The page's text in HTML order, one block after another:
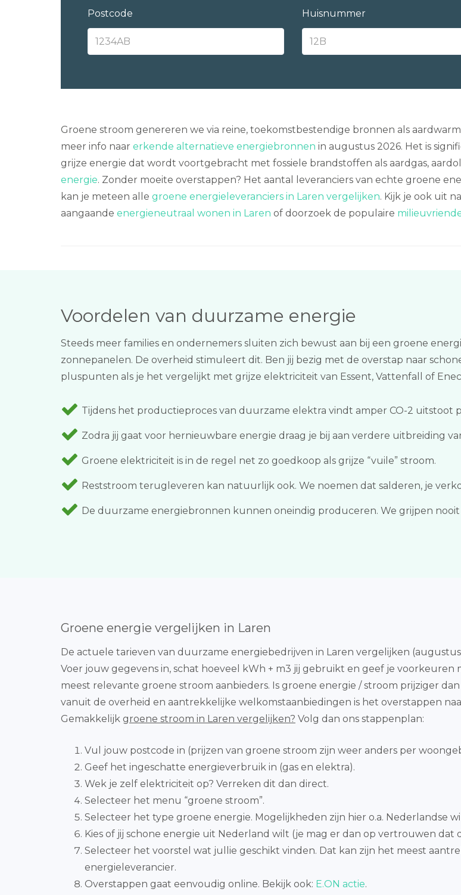
Postcode Huisnummer
Groene stroom genereren we via reine, toekomstbestendige bronnen als
meer info naar erkende alternatieve energiebronnen in augustus 2026. Het is
grijze energie dat wordt voortgebracht met fossiele brandstoffen als aardgas,
energie. Zonder moeite overstappen? Het aantal leveranciers van echte groene
kan je meteen alle groene energieleveranciers in Laren vergelijken. Kijk je ook uit
aangaande energieneutraal wonen in Laren of doorzoek de populaire
Voordelen van duurzame energie
Steeds meer families en ondernemers sluiten zich bewust aan bij een groene
zonnepanelen. De overheid stimuleert dit. Ben jij bezig met de overstap naar
pluspunten als je het vergelijkt met grijze elektriciteit van Essent, Vattenfall of
Tijdens het productieproces van duurzame elektra vindt amper CO-2 uitstoot
Zodra jij gaat voor hernieuwbare energie draag je bij aan verdere uitbreiding
Groene elektriciteit is in de regel net zo goedkoop als grijze “vuile” stroom.
Reststroom terugleveren kan natuurlijk ook. We noemen dat salderen, je
De duurzame energiebronnen kunnen oneindig produceren. We grijpen nooit
Groene energie vergelijken in Laren
De actuele tarieven van duurzame energiebedrijven in Laren vergelijken
Voer jouw gegevens in, schat hoeveel kWh + m3 jij gebruikt en geef je voorkeuren
meest relevante groene stroom aanbieders. Is groene energie / stroom prijziger
vanuit de overheid en aantrekkelijke welkomstaanbiedingen is het overstappen
Gemakkelijk groene stroom in Laren vergelijken? Volg dan ons stappenplan:
Vul jouw postcode in (prijzen van groene stroom zijn weer anders per
Geef het ingeschatte energieverbruik in (gas en elektra).
Wek je zelf elektriciteit op? Verreken dit dan direct.
Selecteer het menu “groene stroom”.
Selecteer het type groene energie. Mogelijkheden zijn hier o.a. Nederlandse
Kies of jij schone energie uit Nederland wilt (je mag er dan op vertrouwen dat
Selecteer het voorstel wat jullie geschikt vinden. Dat kan zijn het meest
energieleverancier.
Overstappen gaat eenvoudig online. Bekijk ook: E.ON actie.